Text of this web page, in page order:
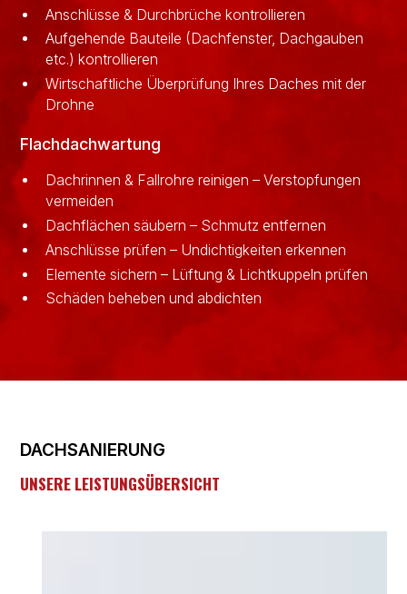
Anschlüsse & Durchbrüche kontrollieren
Aufgehende Bauteile (Dachfenster, Dachgauben
etc.) kontrollieren
Wirtschaftliche Überprüfung Ihres Daches mit der
Drohne
Flachdachwartung
Dachrinnen & Fallrohre reinigen – Verstopfungen
vermeiden
Dachflächen säubern – Schmutz entfernen
Anschlüsse prüfen – Undichtigkeiten erkennen
Elemente sichern – Lüftung & Lichtkuppeln prüfen
Schäden beheben und abdichten
DACHSANIERUNG
UNSERE LEISTUNGSÜBERSICHT